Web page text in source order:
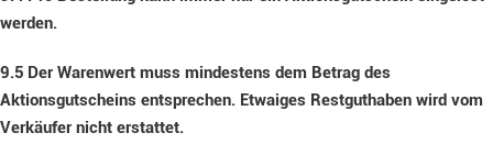
werden.
9.5 Der Warenwert muss mindestens dem Betrag des
Aktionsgutscheins entsprechen. Etwaiges Restguthaben wird vom
Verkäufer nicht erstattet.